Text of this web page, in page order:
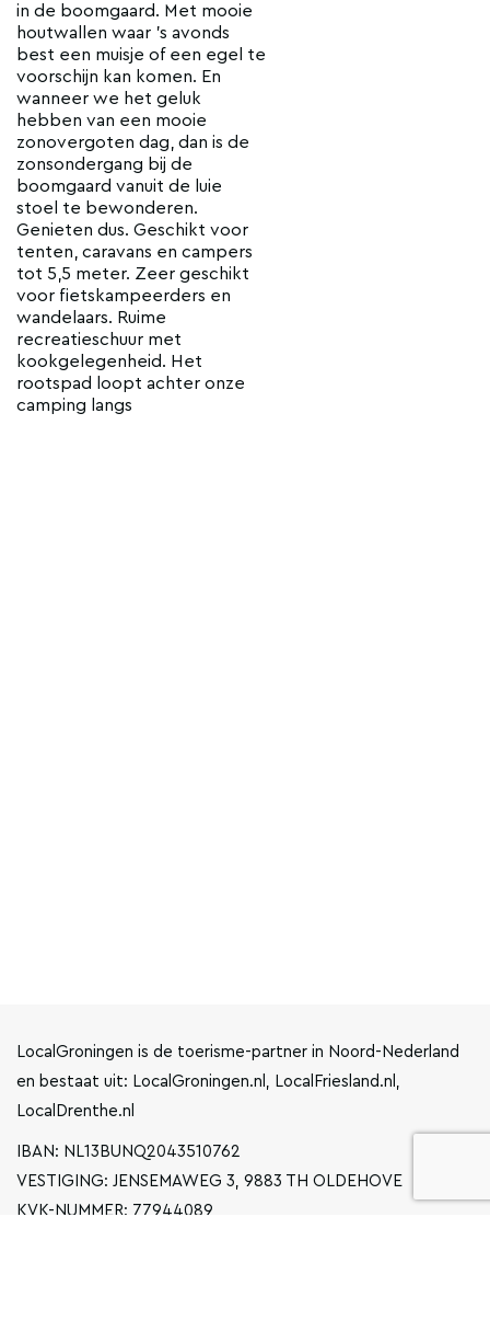
in de boomgaard. Met mooie
houtwallen waar ’s avonds
best een muisje of een egel te
voorschijn kan komen. En
wanneer we het geluk
hebben van een mooie
zonovergoten dag, dan is de
zonsondergang bij de
boomgaard vanuit de luie
stoel te bewonderen.
Genieten dus. Geschikt voor
tenten, caravans en campers
tot 5,5 meter. Zeer geschikt
voor fietskampeerders en
wandelaars. Ruime
recreatieschuur met
kookgelegenheid. Het
rootspad loopt achter onze
camping langs
LocalGroningen is de toerisme-partner in Noord-Nederland
en bestaat uit: LocalGroningen.nl, LocalFriesland.nl,
LocalDrenthe.nl
IBAN: NL13BUNQ2043510762
VESTIGING: JENSEMAWEG 3, 9883 TH OLDEHOVE
KVK-NUMMER: 77944089